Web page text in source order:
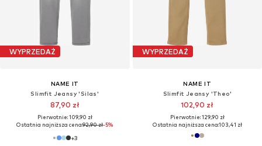
WYPRZEDAŻ
NAME IT
Slimfit Jeansy 'Silas'
87,90 zł
Pierwotnie: 109,90 zł
Ostatnia najniższa cena:92,90 zł-5%
+3
WYPRZEDAŻ
NAME IT
Slimfit Jeansy 'Theo'
102,90 zł
Pierwotnie: 129,90 zł
Ostatnia najniższa cena:103,41 zł